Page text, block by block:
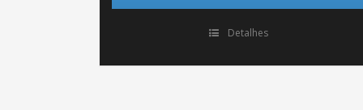
Detalhes